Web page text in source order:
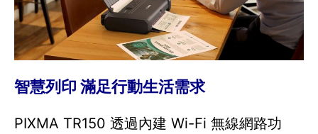
智慧列印 滿足行動生活需求
PIXMA TR150 透過內建 Wi-Fi 無線網路功